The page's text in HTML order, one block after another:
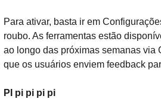
Para ativar, basta ir em
roubo. As ferramentas estão
ao longo das próximas semanas via
que os usuários enviem feedback
PI pi pi pi pi